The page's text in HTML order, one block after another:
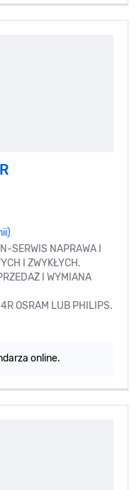
SERWIS NAPRAWA I
I ZWYKŁYCH.
I WYMIANA
OSRAM LUB PHILIPS.
online.